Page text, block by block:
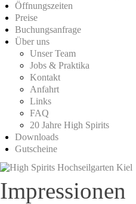
Öffnungszeiten
Preise
Buchungsanfrage
Über uns
Unser Team
Jobs & Praktika
Kontakt
Anfahrt
Links
FAQ
20 Jahre High Spirits
Downloads
Gutscheine
Impressionen